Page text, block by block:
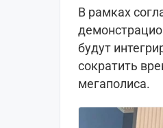
В рамках
будут
сократить
мегаполиса.